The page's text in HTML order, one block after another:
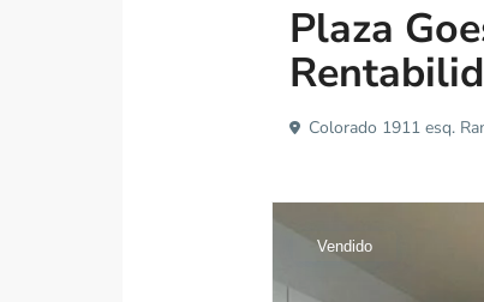
Plaza
Colorado 1911 esq.
Vendido